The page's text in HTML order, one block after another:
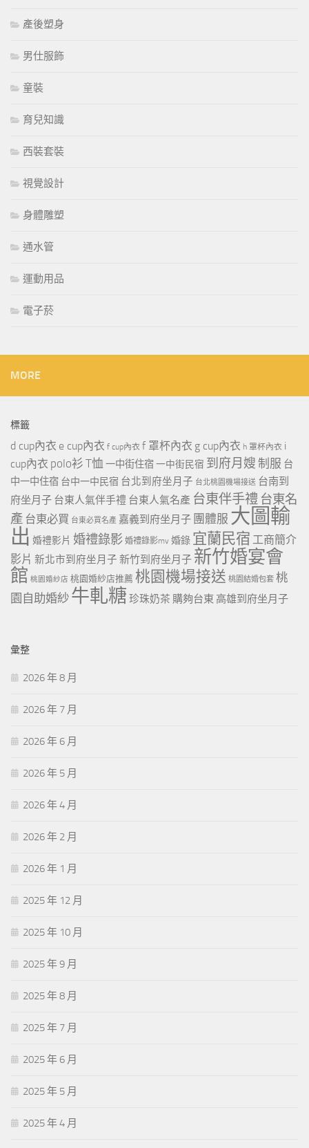
產後塑身
男仕服飾
童裝
育兒知識
西裝套裝
視覺設計
身體雕塑
通水管
運動用品
電子菸
MORE
標籤
d cup內衣 e cup內衣 f cup內衣 f 罩杯內衣 g cup內衣 h 罩杯內衣 i
cup內衣 polo衫 T恤 一中街住宿一中街民宿 到府月嫂 制服 台
中一中住宿 台中一中民宿 台北到府坐月子 台北桃園機場接送 台南到
府坐月子 台東人氣伴手禮 台東人氣名產 台東伴手禮 台東名
產 台東必買 台東必買名產 嘉義到府坐月子 團體服 大圖輸
出 婚禮影片 婚禮錄影 婚禮錄影mv 婚錄 宜蘭民宿 工商簡介
影片 新北市到府坐月子 新竹到府坐月子 新竹婚宴會
館 桃園婚紗店 桃園婚紗店推薦 桃園機場接送 桃園結婚包套 桃
園自助婚紗 牛軋糖 珍珠奶茶 購夠台東 高雄到府坐月子
彙整
2026 年 8 月
2026 年 7 月
2026 年 6 月
2026 年 5 月
2026 年 4 月
2026 年 2 月
2026 年 1 月
2025 年 12 月
2025 年 10 月
2025 年 9 月
2025 年 8 月
2025 年 7 月
2025 年 6 月
2025 年 5 月
2025 年 4 月